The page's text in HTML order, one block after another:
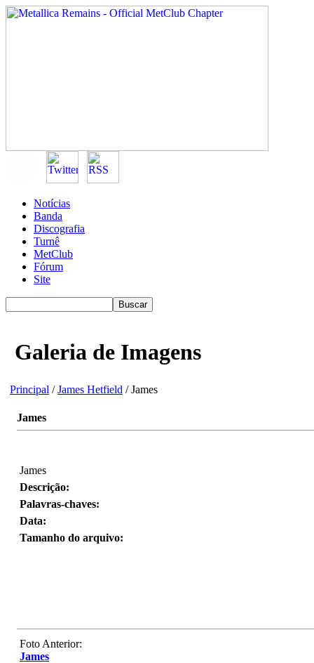
Notícias
Banda
Discografia
Turnê
MetClub
Fórum
Site
Galeria de Imagens
Principal /James Hetfield / James
James
James
Descrição:
Palavras-chaves:
Data:
Tamanho do arquivo:
Foto Anterior:
James